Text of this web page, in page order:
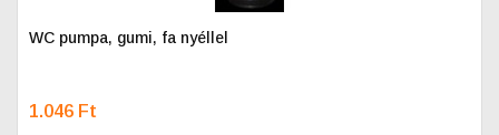
WC pumpa, gumi, fa nyéllel
1.046 Ft